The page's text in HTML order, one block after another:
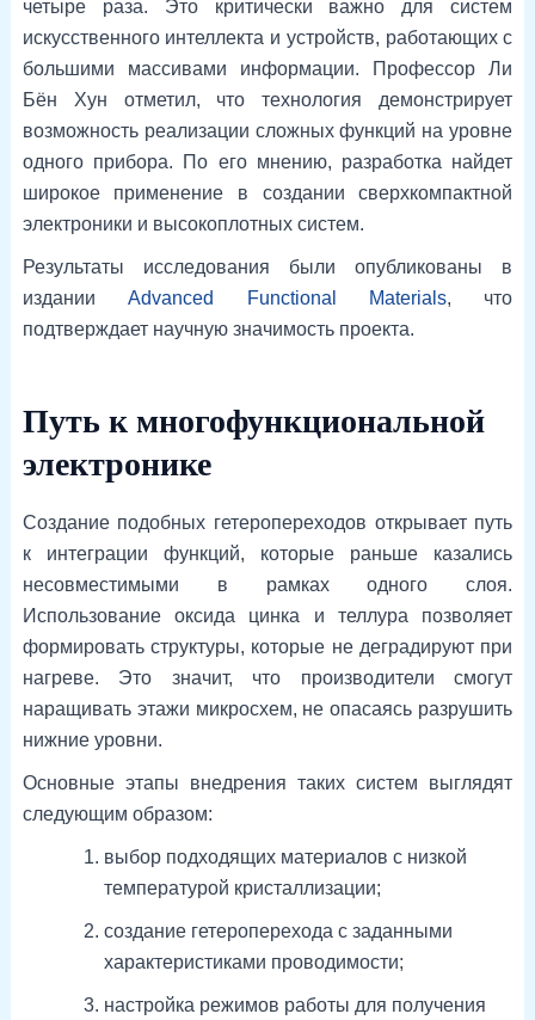
четыре раза. Это критически важно для систем
искусственного интеллекта и устройств, работающих с
большими массивами информации. Профессор Ли
Бён Хун отметил, что технология демонстрирует
возможность реализации сложных функций на уровне
одного прибора. По его мнению, разработка найдет
широкое применение в создании сверхкомпактной
электроники и высокоплотных систем.
Результаты исследования были опубликованы в
изданииAdvanced Functional Materials, что
подтверждает научную значимость проекта.
Путь к многофункциональной
электронике
Создание подобных гетеропереходов открывает путь
к интеграции функций, которые раньше казались
несовместимыми в рамках одного слоя.
Использование оксида цинка и теллура позволяет
формировать структуры, которые не деградируют при
нагреве. Это значит, что производители смогут
наращивать этажи микросхем, не опасаясь разрушить
нижние уровни.
Основные этапы внедрения таких систем выглядят
следующим образом:
выбор подходящих материалов с низкой
температурой кристаллизации;
создание гетероперехода с заданными
характеристиками проводимости;
настройка режимов работы для получения